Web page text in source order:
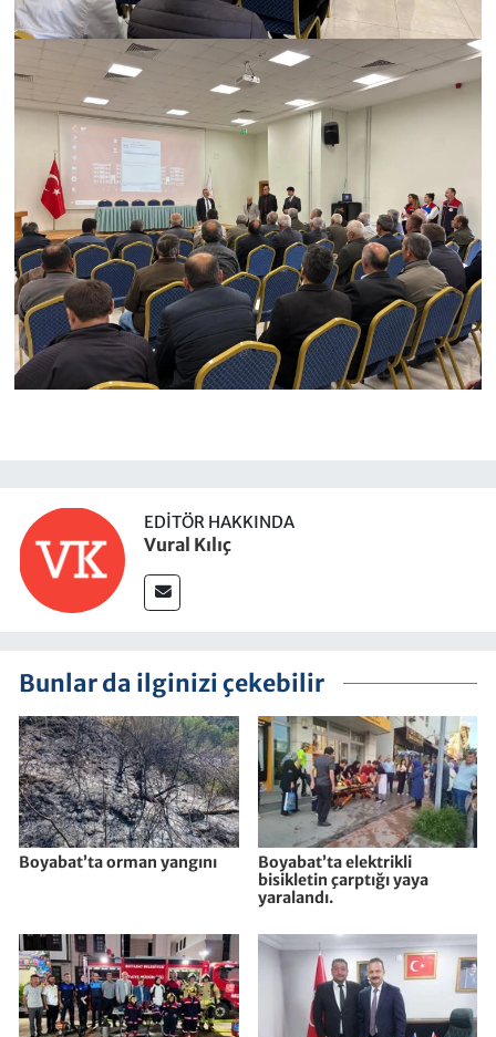
EDITÖR HAKKINDA
Vural Kılıç
Bunlar da ilginizi çekebilir
Boyabat’ta orman yangını
Boyabat’ta elektrikli
bisikletin çarptığı yaya
yaralandı.